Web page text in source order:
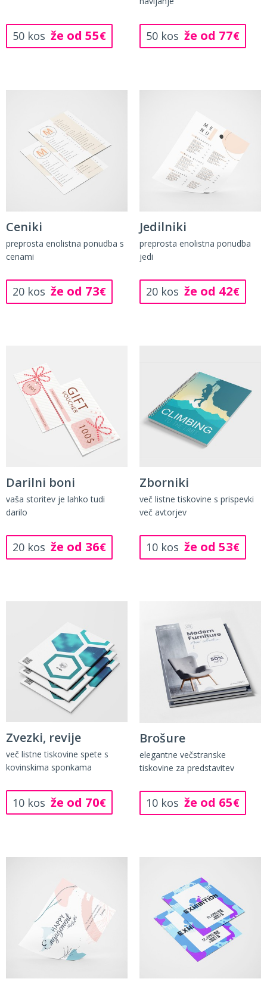
50 kos že od 55€ 50 kos že od 77€
Ceniki
preprosta enolistna ponudba s
cenami
20 kos že od 73€
Jedilniki
preprosta enolistna ponudba
jedi
20 kos že od 42€
Darilni boni
vaša storitev je lahko tudi
darilo
20 kos že od 36€
Zborniki
več listne tiskovine s prispevki
več avtorjev
10 kos že od 53€
Zvezki, revije
več listne tiskovine spete s
kovinskima sponkama
10 kos že od 70€
Brošure
elegantne večstranske
tiskovine za predstavitev
10 kos že od 65€